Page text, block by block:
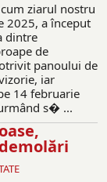
ziarul nostru
2025, a început
dintre
de
panoului de
iar
14 februarie
s� ...